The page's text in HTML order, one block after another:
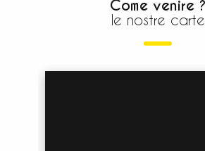
Come venire ?
le nostre carte